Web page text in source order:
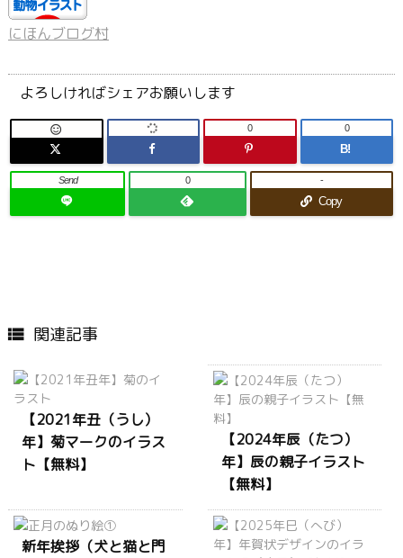
にほんブログ村
よろしければシェアお願いします
 0
B!
0
Send 0
Copy
-
 関連記事
【2021年丑（うし）
年】菊マークのイラス
ト【無料】
【2024年辰（たつ）
年】辰の親子イラスト
【無料】
新年挨拶（犬と猫と門